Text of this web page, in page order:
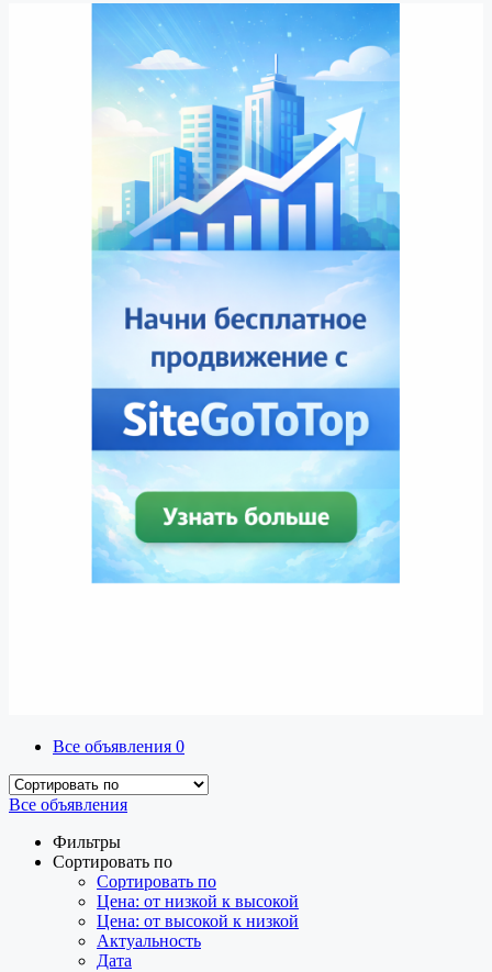
Все объявления 0
Все объявления
Фильтры
Сортировать по
Сортировать по
Цена: от низкой к высокой
Цена: от высокой к низкой
Актуальность
Дата